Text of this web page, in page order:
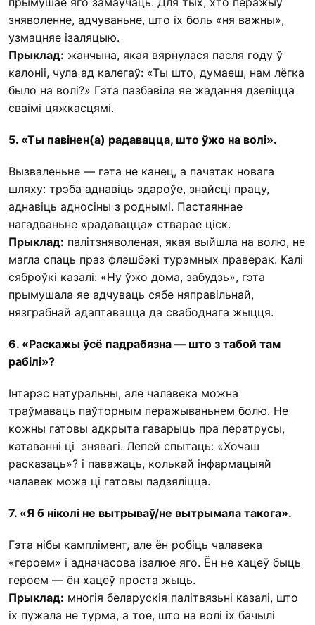
зняволенне, адчуваньне, што іх боль «ня важны»,
узмацняе ізаляцыю.
Прыклад: жанчына, якая вярнулася пасля году ў
калоніі, чула ад калегаў: «Ты што, думаеш, нам лёгка
было на волі?» Гэта пазбавіла яе жадання дзеліцца
сваімі цяжкасцямі.
5. «Ты павінен(а) радавацца, што ўжо на волі».
Вызваленьне — гэта не канец, а пачатак новага
шляху: трэба аднавіць здароўе, знайсці працу,
аднавіць адносіны з роднымі. Пастаяннае
нагадваньне «радавацца» стварае ціск.
Прыклад: палітзняволеная, якая выйшла на волю, не
магла спаць праз флэшбэкі турэмных праверак. Калі
сяброўкі казалі: «Ну ўжо дома, забудзь», гэта
прымушала яе адчуваць сябе няправільнай,
нязграбнай адаптавацца да свабоднага жыцця.
6. «Раскажы ўсё падрабязна — што з табой там
рабілі»?
Інтарэс натуральны, але чалавека можна
траўмаваць паўторным перажываньнем болю. Не
кожны гатовы адкрыта гаварыць пра ператрусы,
катаванні ці знявагі. Лепей спытаць: «Хочаш
расказаць»? і паважаць, колькай інфармацыяй
чалавек можа ці гатовы падзяліцца.
7. «Я б ніколі не вытрываў/не вытрымала такога».
Гэта нібы камплімент, але ён робіць чалавека
«героем» і адначасова ізалюе яго. Ён не хацеў быць
героем — ён хацеў проста жыць.
Прыклад: многія беларускія палітвязьні казалі, што
іх пужала не турма, а тое, што на волі іх бачылі